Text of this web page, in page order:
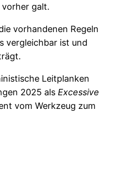
vorher galt.
vorhandenen Regeln
vergleichbar ist und
Leitplanken
2025 als Excessive
vom Werkzeug zum